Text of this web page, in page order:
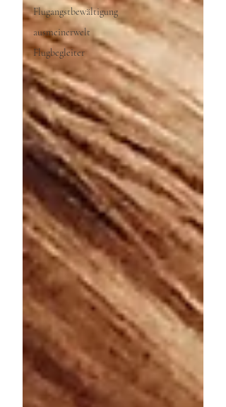
Flugangstbewältigung
ausmeinerwelt
Flugbegleiter